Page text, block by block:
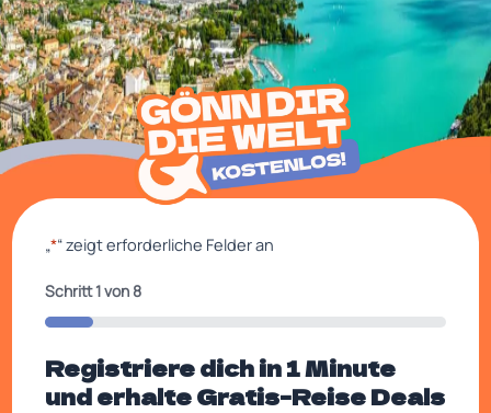
„*“ zeigt erforderliche Felder an
Schritt1von 8
12%
Registriere dich in 1 Minute
und erhalte Gratis-Reise Deals